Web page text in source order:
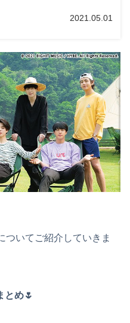
2021.05.01
ついてご紹介していきま
とめ🌷